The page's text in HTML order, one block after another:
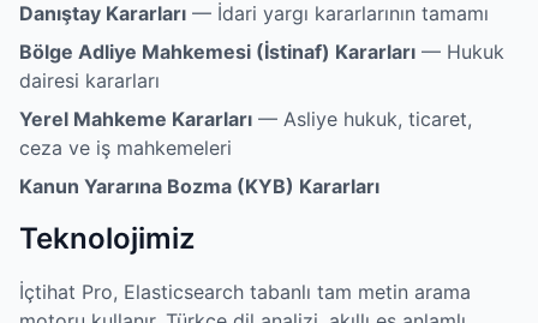
Danıştay Kararları — İdari yargı kararlarının tamamı
Bölge Adliye Mahkemesi (İstinaf) Kararları — Hukuk
dairesi kararları
Yerel Mahkeme Kararları — Asliye hukuk, ticaret,
ceza ve iş mahkemeleri
Kanun Yararına Bozma (KYB) Kararları
Teknolojimiz
İçtihat Pro, Elasticsearch tabanlı tam metin arama